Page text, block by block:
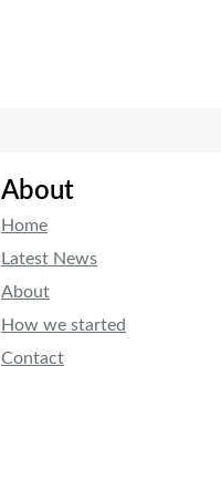
About
Home
Latest News
About
How we started
Contact